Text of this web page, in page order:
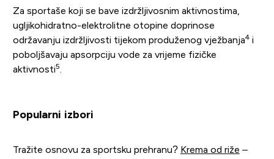
Za sportaše koji se bave izdržljivosnim aktivnostima,
ugljikohidratno-elektrolitne otopine doprinose
održavanju izdržljivosti tijekom produženog vježbanja4i
poboljšavaju apsorpciju vode za vrijeme fizičke
aktivnosti5
Popularni izbori
Tražite osnovu za sportsku prehranu? Krema od riže –